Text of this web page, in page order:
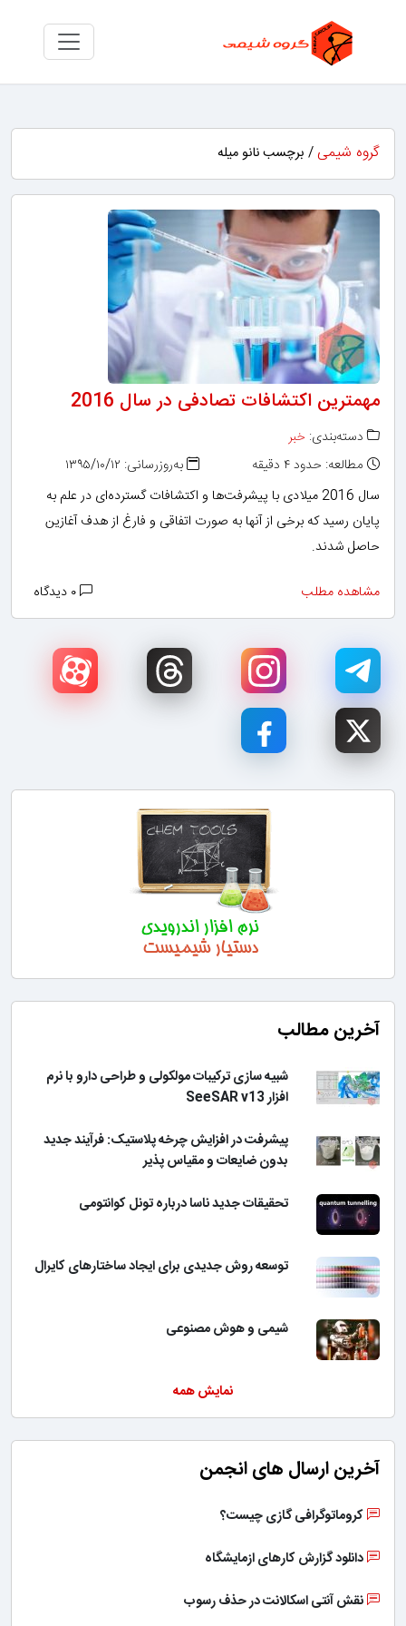
گروه شیمی / برچسب نانو میله
مهمترین اکتشافات تصادفی در سال 2016
دسته‌بندی: خبر
مطالعه: حدود ۴ دقیقه
به‌روزرسانی: ۱۳۹۵/۱۰/۱۲
سال 2016 میلادی با پیشرفت‌ها و اکتشافات گسترده‌ای در علم به
پایان رسید که برخی از آنها به صورت اتفاقی و فارغ از هدف آغازین
حاصل شدند.
مشاهده مطلب
آخرین مطالب
شبیه سازی ترکیبات مولکولی و طراحی دارو با نرم
افزار SeeSAR v13
پیشرفت در افزایش چرخه پلاستیک: فرآیند جدید
بدون ضایعات و مقیاس پذیر
تحقیقات جدید ناسا درباره تونل کوانتومی
توسعه روش جدیدی برای ایجاد ساختارهای کایرال
شیمی و هوش مصنوعی
نمایش همه
آخرین ارسال های انجمن
کروماتوگرافی گازی چیست؟
دانلود گزارش کارهای ازمایشگاه
نقش آنتی اسکالانت در حذف رسوب